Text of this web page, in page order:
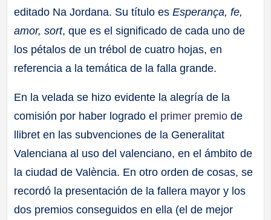
editado Na Jordana. Su título esEsperança, fe,
amor, sort, que es el significado de cada uno de
los pétalos de un trébol de cuatro hojas, en
referencia a la temática de la falla grande.
En la velada se hizo evidente la alegría de la
comisión por haber logrado el primer premio de
llibret en las subvenciones de la Generalitat
Valenciana al uso del valenciano, en el ámbito de
la ciudad de València. En otro orden de cosas, se
recordó la presentación de la fallera mayor y los
dos premios conseguidos en ella (el de mejor